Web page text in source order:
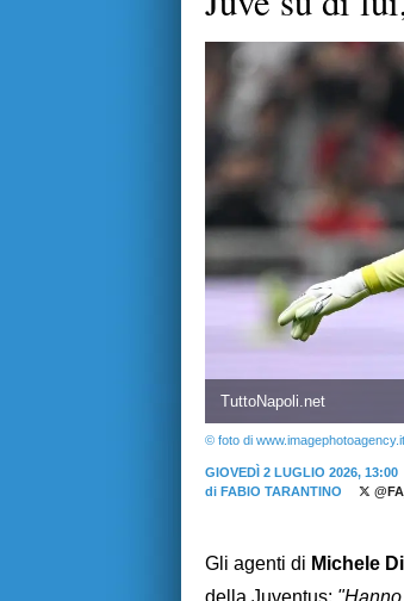
TuttoNapoli.net
© foto di www.imagephotoagency.it
GIOVEDÌ 2 LUGLIO 2026, 13:00
di FABIO TARANTINO
Gli agenti di Michele